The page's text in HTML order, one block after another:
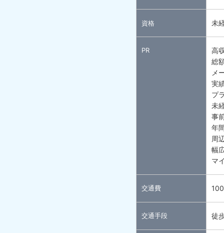
資格 未
PR
高
総
メ
実
プ
未
事
年
周
幅
マ
交通費
交通手段 徒